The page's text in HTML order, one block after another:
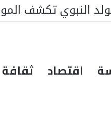
هل تكون إيطاليا
اقتصاد ثقافة